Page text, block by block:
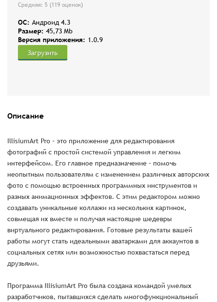
Средняя: 5 (119 оценок)
OC: Андроид 4.3
Размер: 45,73 Mb
Версия приложения: 1.0.9
Загрузить
Описание
IllisiumArt Pro – это приложение для редактирования
фотографий с простой системой управления и легким
интерфейсом. Его главное предназначение – помочь
неопытным пользователям с изменением различных авторских
фото с помощью встроенных программных инструментов и
разных анимационных эффектов. С этим редактором можно
создавать уникальные коллажи из нескольких картинок,
совмещая их вместе и получая настоящие шедевры
виртуального редактирования. Готовые результаты вашей
работы могут стать идеальными аватарками для аккаунтов в
социальных сетях или возможностью похвастаться перед
друзьями.
Программа IllisiumArt Pro была создана командой умелых
разработчиков, пытавшихся сделать многофункциональный